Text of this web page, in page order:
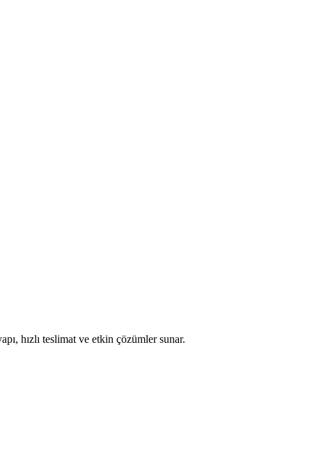
hızlı teslimat ve etkin çözümler sunar.